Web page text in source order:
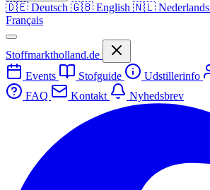
🇩🇪 Deutsch 🇬🇧 English 🇳🇱 Nederlands
Français
Stoffmarktholland.de
Events
Stofguide Udstillerinfo
FAQ
Kontakt Nyhedsbrev